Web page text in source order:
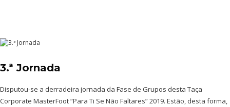
3.ª Jornada
Disputou-se a derradeira jornada da Fase de Grupos desta Taça
Corporate MasterFoot “Para Ti Se Não Faltares” 2019. Estão, desta forma,